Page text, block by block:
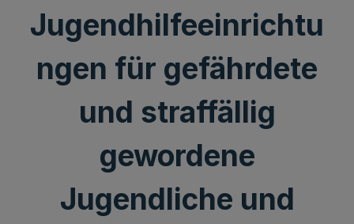
Jugendhilfeeinrichtu
ngen für gefährdete
und straffällig
gewordene
Jugendliche und